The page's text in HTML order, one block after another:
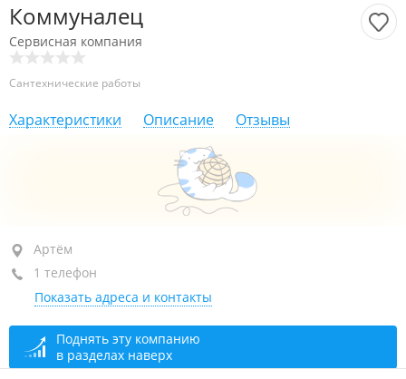
Коммуналец
Сервисная компания
Сантехнические работы
Характеристики Описание Отзывы
Артём, ул. Амурская, 5
+7 (423-37) 6-15-84
сегодня закрыто
Артём
1 телефон
Показать адреса и контакты
Поднять эту компанию
в разделах наверх